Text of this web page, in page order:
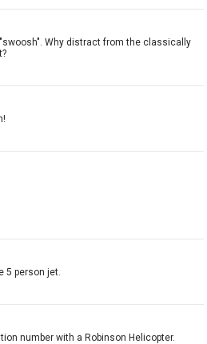
Why distract from the classically
5 person jet.
number with a Robinson Helicopter.